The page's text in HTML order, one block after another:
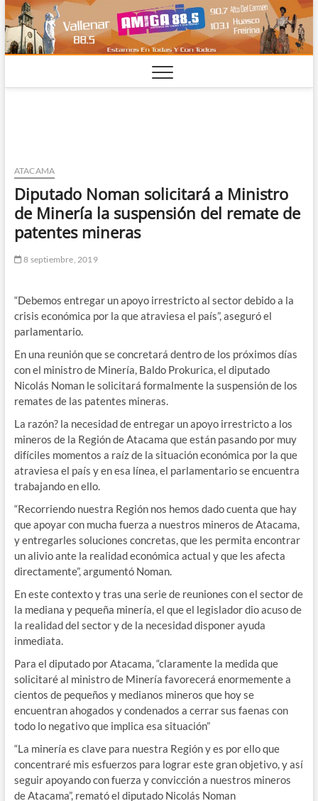
Saltar
al
contenido
ATACAMA
Diputado Noman solicitará a Ministro
de Minería la suspensión del remate de
patentes mineras
8 septiembre, 2019
“Debemos entregar un apoyo irrestricto al sector debido a la
crisis económica por la que atraviesa el país”, aseguró el
parlamentario.
En una reunión que se concretará dentro de los próximos días
con el ministro de Minería, Baldo Prokurica, el diputado
Nicolás Noman le solicitará formalmente la suspensión de los
remates de las patentes mineras.
La razón? la necesidad de entregar un apoyo irrestricto a los
mineros de la Región de Atacama que están pasando por muy
difíciles momentos a raíz de la situación económica por la que
atraviesa el país y en esa línea, el parlamentario se encuentra
trabajando en ello.
“Recorriendo nuestra Región nos hemos dado cuenta que hay
que apoyar con mucha fuerza a nuestros mineros de Atacama,
y entregarles soluciones concretas, que les permita encontrar
un alivio ante la realidad económica actual y que les afecta
directamente”, argumentó Noman.
En este contexto y tras una serie de reuniones con el sector de
la mediana y pequeña minería, el que el legislador dio acuso de
la realidad del sector y de la necesidad disponer ayuda
inmediata.
Para el diputado por Atacama, “claramente la medida que
solicitaré al ministro de Minería favorecerá enormemente a
cientos de pequeños y medianos mineros que hoy se
encuentran ahogados y condenados a cerrar sus faenas con
todo lo negativo que implica esa situación”
“La minería es clave para nuestra Región y es por ello que
concentraré mis esfuerzos para lograr este gran objetivo, y así
seguir apoyando con fuerza y convicción a nuestros mineros
de Atacama”, remató el diputado Nicolás Noman